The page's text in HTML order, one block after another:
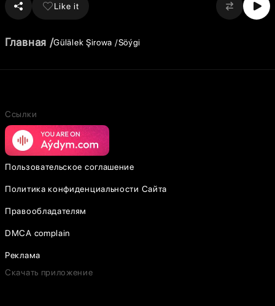
Like it
Главная Gülälek Şirowa Söýgi
Ссылки
Пользовательское соглашение
Политика конфиденциальности Сайта
Правообладателям
DMCA complain
Реклама
Скачать приложение